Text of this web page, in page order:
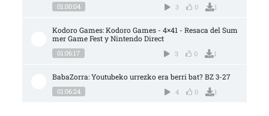
01:00:04 3 0 1
Kodoro Games: Kodoro Games - 4×41 - Resaca del Sum
mer Game Fest y Nintendo Direct
01:06:17 3 0 1
BabaZorra: Youtubeko urrezko era berri bat? BZ 3-27
01:06:24 4 0 1